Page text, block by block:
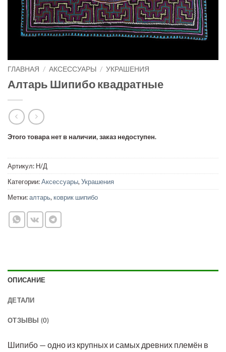
ГЛАВНАЯ / АКСЕССУАРЫ / УКРАШЕНИЯ
Алтарь Шипибо квадратные
Этого товара нет в наличии, заказ недоступен.
Артикул: Н/Д
Категории:Аксессуары, Украшения
Метки:алтарь, коврик шипибо
ОПИСАНИЕ
ДЕТАЛИ
ОТЗЫВЫ (0)
Шипибо — одно из крупных и самых древних племён в